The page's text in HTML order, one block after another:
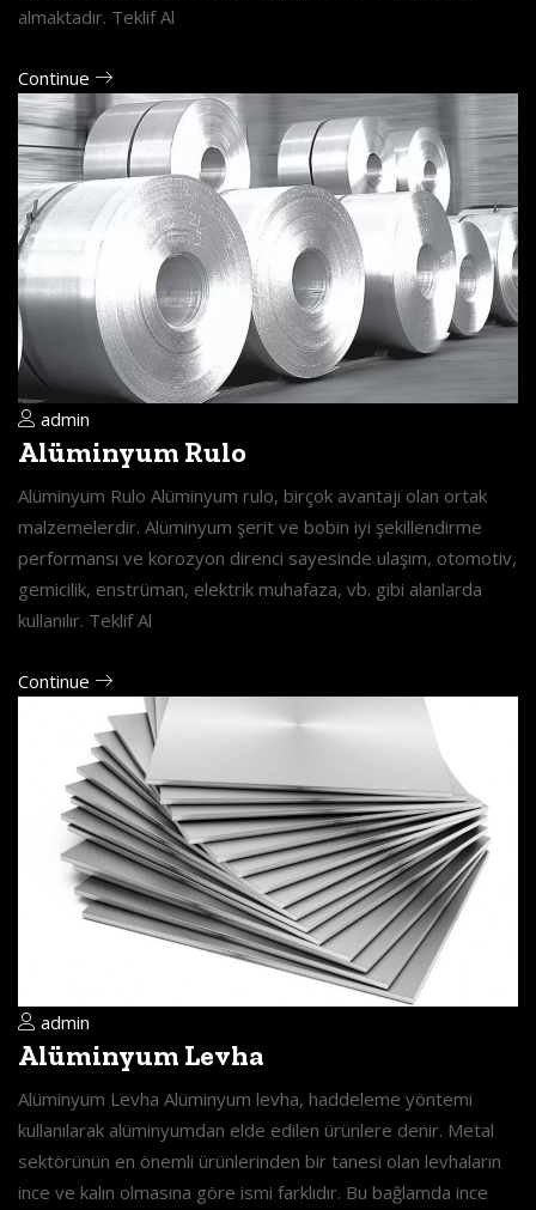
almaktadır. Teklif Al
Continue
admin
Alüminyum Rulo
Alüminyum Rulo Alüminyum rulo, birçok avantajı olan ortak
malzemelerdir. Alüminyum şerit ve bobin iyi şekillendirme
performansı ve korozyon direnci sayesinde ulaşım, otomotiv,
gemicilik, enstrüman, elektrik muhafaza, vb. gibi alanlarda
kullanılır. Teklif Al
Continue
admin
Alüminyum Levha
Alüminyum Levha Alüminyum levha, haddeleme yöntemi
kullanılarak alüminyumdan elde edilen ürünlere denir. Metal
sektörünün en önemli ürünlerinden bir tanesi olan levhaların
ince ve kalın olmasına göre ismi farklıdır. Bu bağlamda ince